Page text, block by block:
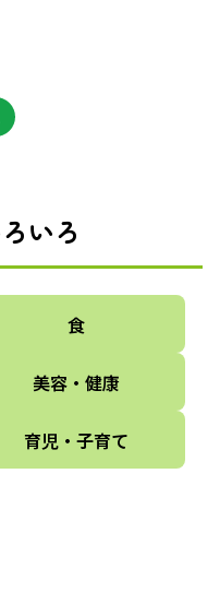
いろ
食
美容・健康
育児・子育て